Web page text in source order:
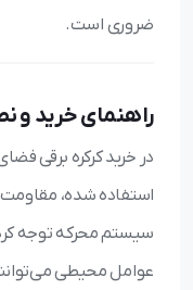
ضروری است.
راهنمای خرید و
در خرید کرکره برقی
استفاده شده، مقاومت
سیستم محرکه توجه
عوامل محیطی می‌توانند